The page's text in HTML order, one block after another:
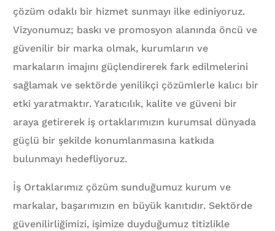
çözüm odaklı bir hizmet sunmayı ilke ediniyoruz.
Vizyonumuz; baskı ve promosyon alanında öncü ve
güvenilir bir marka olmak, kurumların ve
markaların imajını güçlendirerek fark edilmelerini
sağlamak ve sektörde yenilikçi çözümlerle kalıcı bir
etki yaratmaktır. Yaratıcılık, kalite ve güveni bir
araya getirerek iş ortaklarımızın kurumsal dünyada
güçlü bir şekilde konumlanmasına katkıda
bulunmayı hedefliyoruz.
İş Ortaklarımız çözüm sunduğumuz kurum ve
markalar, başarımızın en büyük kanıtıdır. Sektörde
güvenilirliğimizi, işimize duyduğumuz titizlikle